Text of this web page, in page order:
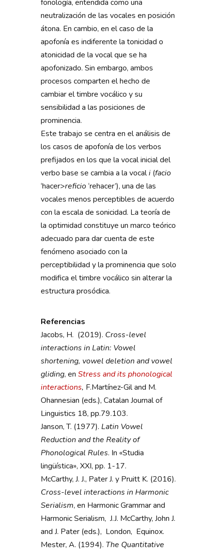
fonología, entendida como una
neutralización de las vocales en posición
átona. En cambio, en el caso de la
apofonía es indiferente la tonicidad o
atonicidad de la vocal que se ha
apofonizado. Sin embargo, ambos
procesos comparten el hecho de
cambiar el timbre vocálico y su
sensibilidad a las posiciones de
prominencia.
Este trabajo se centra en el análisis de
los casos de apofonía de los verbos
prefijados en los que la vocal inicial del
verbo base se cambia a la vocali (facio
‘hacer>reficio‘rehacer’), una de las
vocales menos perceptibles de acuerdo
con la escala de sonicidad. La teoría de
la optimidad constituye un marco teórico
adecuado para dar cuenta de este
fenómeno asociado con la
perceptibilidad y la prominencia que solo
modifica el timbre vocálico sin alterar la
estructura prosódica.
Referencias
Jacobs, H. (2019). Cross-level
interactions in Latin: Vowel
shortening, vowel deletion and vowel
gliding, en Stress and its phonological
interactions, F.Martínez-Gil and M.
Ohannesian (eds.), Catalan Journal of
Linguistics 18, pp.79.103.
Janson, T. (1977). Latin Vowel
Reduction and the Reality of
Phonological Rules. In «Studia
lingüística», XXI, pp. 1-17.
McCarthy, J. J., Pater J. y Pruitt K. (2016).
Cross-level interactions in Harmonic
Serialism, en Harmonic Grammar and
Harmonic Serialism, J.J. McCarthy, John J.
and J. Pater (eds.), London, Equinox.
Mester, A. (1994). The Quantitative